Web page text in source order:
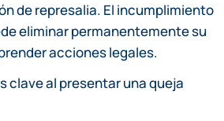
de represalia. El incumplimiento
eliminar permanentemente su
acciones legales.
clave al presentar una queja